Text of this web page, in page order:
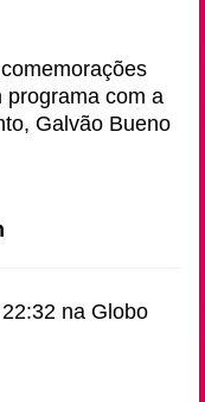
programa com a
Galvão Bueno
na Globo